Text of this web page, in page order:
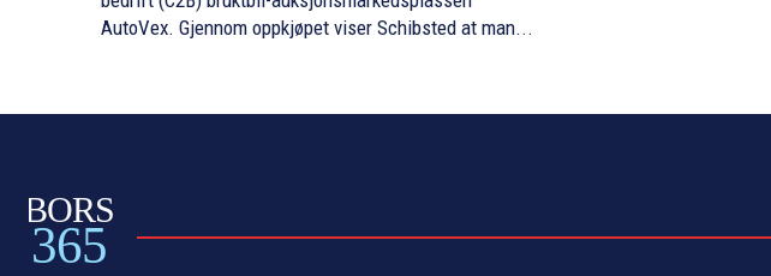
AutoVex. Gjennom oppkjøpet viser Schibsted at man...
BORS
365